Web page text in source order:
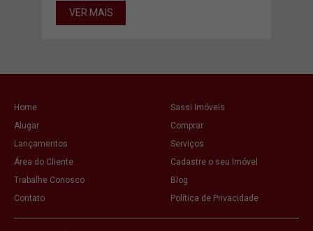
VER MAIS
Home
Sassi Imóveis
Alugar
Comprar
Lançamentos
Serviços
Área do Cliente
Cadastre o seu Imóvel
Trabalhe Conosco
Blog
Contato
Política de Privacidade